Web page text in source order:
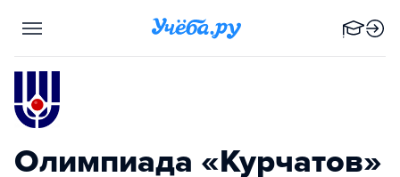
Олимпиада «Курчатов»